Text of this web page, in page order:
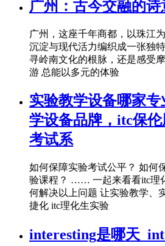
广州：古今交融的
广州，这座千年商都，以珠江
沉淀与现代活力编织成一张独
寻岭南文化的根脉，还是感受
游 总能以多元的体验
实验教学设备哪家
学设备品牌，itc保
考试系
如何保障实验考试公平？ 如何
验课程？ …… 一起来看看itc理
何解决以上问题 让实验教学、
捷化 itc理化生实验
interesting是哪天